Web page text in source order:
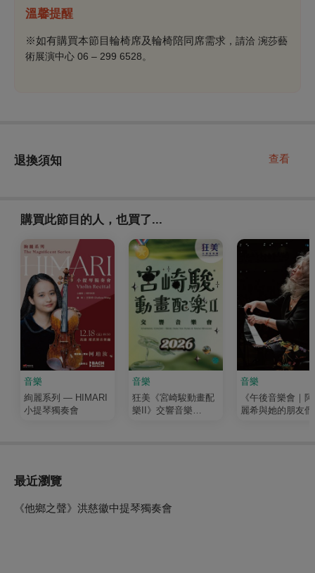
溫馨提醒
※如有購買本節目輪椅席及輪椅陪同席需求 ，請洽 涴莎藝
術展演中心 06 – 299 6528。
退換須知 查看
購買此節目的人，也買了...
音樂
絢麗系列 — HIMARI
小提琴獨奏會
音樂
狂美《宮崎駿動畫配
樂II》交響音樂
音樂
《午後音樂會｜
麗希與她的朋友
最近瀏覽
《他鄉之聲》洪慈徽中提琴獨奏會